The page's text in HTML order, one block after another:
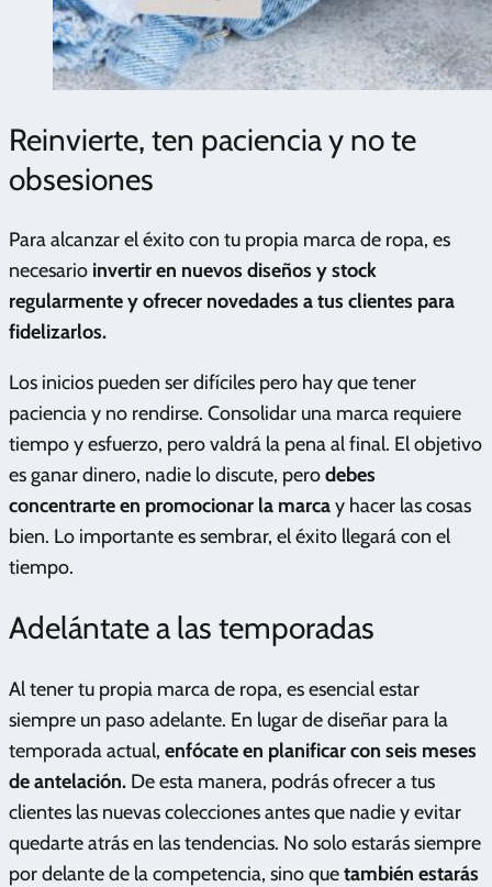
Reinvierte, ten paciencia y no te
obsesiones
Para alcanzar el éxito con tu propia marca de ropa, es
necesario invertir en nuevos diseños y stock
regularmente y ofrecer novedades a tus clientes para
fidelizarlos.
Los inicios pueden ser difíciles pero hay que tener
paciencia y no rendirse. Consolidar una marca requiere
tiempo y esfuerzo, pero valdrá la pena al final. El objetivo
es ganar dinero, nadie lo discute, perodebes
concentrarte en promocionar la marcay hacer las cosas
bien. Lo importante es sembrar, el éxito llegará con el
tiempo.
Adelántate a las temporadas
Al tener tu propia marca de ropa, es esencial estar
siempre un paso adelante. En lugar de diseñar para la
temporada actual, enfócate en planificar con seis meses
de antelación. De esta manera, podrás ofrecer a tus
clientes las nuevas colecciones antes que nadie y evitar
quedarte atrás en las tendencias. No solo estarás siempre
por delante de la competencia, sino quetambién estarás